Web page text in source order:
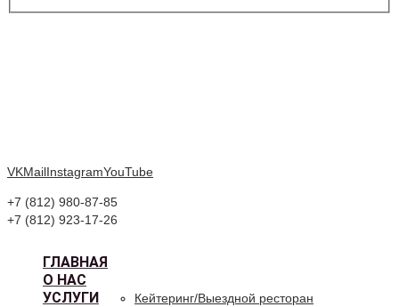
VKMailInstagramYouTube
+7 (812) 980-87-85
+7 (812) 923-17-26
ГЛАВНАЯ
О НАС
УСЛУГИ
Кейтеринг/Выездной ресторан